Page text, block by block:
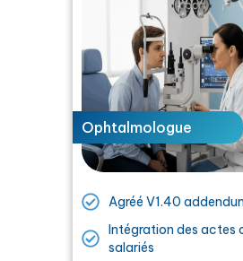
Ophtalmologue
Agréé V1.40
Intégration des actes
salariés